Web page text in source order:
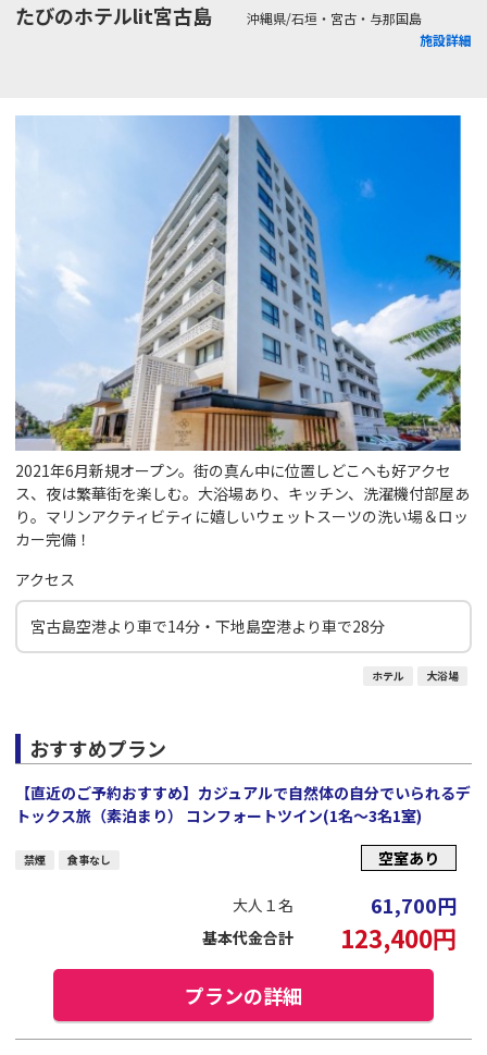
たびのホテルlit宮古島
沖縄県/石垣・宮古・与那国島
施設詳細
2021年6月新規オープン。街の真ん中に位置しどこへも好アクセ
ス、夜は繁華街を楽しむ。大浴場あり、キッチン、洗濯機付部屋あ
り。マリンアクティビティに嬉しいウェットスーツの洗い場＆ロッ
カー完備！
アクセス
宮古島空港より車で14分・下地島空港より車で28分
ホテル 大浴場
おすすめプラン
【直近のご予約おすすめ】カジュアルで自然体の自分でいられるデ
トックス旅（素泊まり） コンフォートツイン(1名～3名1室)
禁煙 食事なし 空室あり
大人１名 61,700円
基本代金合計 123,400円
プランの詳細